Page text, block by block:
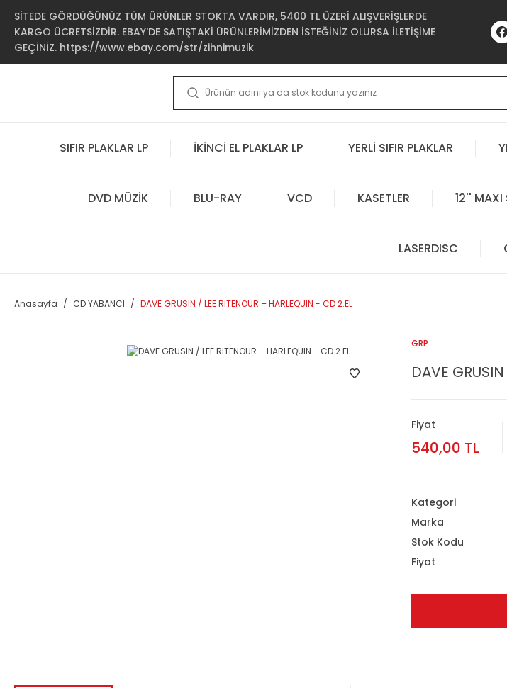
SİTEDE GÖRDÜĞÜNÜZ TÜM ÜRÜNLER STOKTA VARDIR, 5400 TL ÜZERİ ALIŞVERİŞLERDE
KARGO ÜCRETSİZDİR. EBAY'DE SATIŞTAKİ ÜRÜNLERİMİZDEN İSTEĞİNİZ OLURSA İLETİŞİME
GEÇİNİZ. https://www.ebay.com/str/zihnimuzik
SIFIR PLAKLAR LP İKİNCİ EL PLAKLAR LP YERLİ SIFIR PLAKLAR
DVD MÜZİK BLU-RAY VCD KASETLER 12'' MAXI
LASERDISC
Anasayfa CD YABANCI DAVE GRUSIN / LEE RITENOUR – HARLEQUIN - CD 2.EL
GRP
DAVE
Fiyat
540,00 TL
Kategori
Marka
Stok Kodu
Fiyat